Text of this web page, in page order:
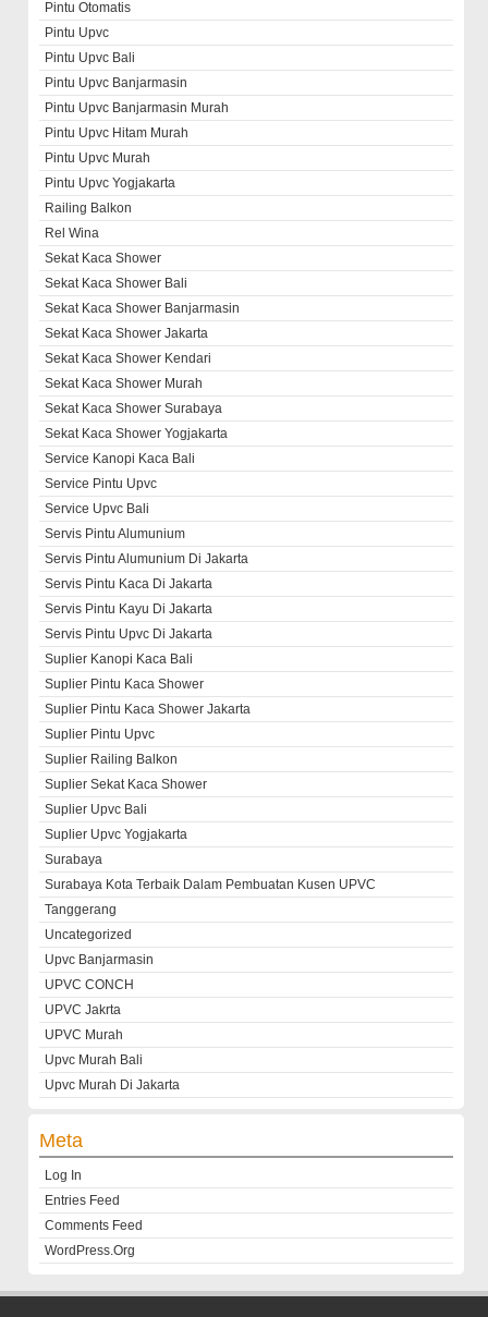
Pintu Otomatis
Pintu Upvc
Pintu Upvc Bali
Pintu Upvc Banjarmasin
Pintu Upvc Banjarmasin Murah
Pintu Upvc Hitam Murah
Pintu Upvc Murah
Pintu Upvc Yogjakarta
Railing Balkon
Rel Wina
Sekat Kaca Shower
Sekat Kaca Shower Bali
Sekat Kaca Shower Banjarmasin
Sekat Kaca Shower Jakarta
Sekat Kaca Shower Kendari
Sekat Kaca Shower Murah
Sekat Kaca Shower Surabaya
Sekat Kaca Shower Yogjakarta
Service Kanopi Kaca Bali
Service Pintu Upvc
Service Upvc Bali
Servis Pintu Alumunium
Servis Pintu Alumunium Di Jakarta
Servis Pintu Kaca Di Jakarta
Servis Pintu Kayu Di Jakarta
Servis Pintu Upvc Di Jakarta
Suplier Kanopi Kaca Bali
Suplier Pintu Kaca Shower
Suplier Pintu Kaca Shower Jakarta
Suplier Pintu Upvc
Suplier Railing Balkon
Suplier Sekat Kaca Shower
Suplier Upvc Bali
Suplier Upvc Yogjakarta
Surabaya
Surabaya Kota Terbaik Dalam Pembuatan Kusen UPVC
Tanggerang
Uncategorized
Upvc Banjarmasin
UPVC CONCH
UPVC Jakrta
UPVC Murah
Upvc Murah Bali
Upvc Murah Di Jakarta
Meta
Log In
Entries Feed
Comments Feed
WordPress.org